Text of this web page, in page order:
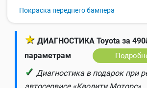
Покраска переднего бампера
★ ДИАГНОСТИКА Toyota за
параметрам
✓ Диагностика в подарок при
автосервисе «Кволити Моторс».